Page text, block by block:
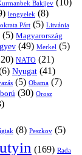
Bakijev (10)
lengyelek (8)
Párt (5) Litvánia
(5) Magyarország
(49) Merkel (5)
NATO (21)
Nyugat (41)
(5) Obama (7)
(30) Orosz
(8) Peszkov (5)
(169) Rada